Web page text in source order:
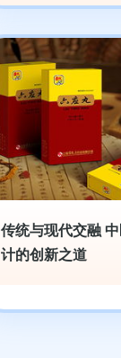
传统与现代交融
计的创新之道